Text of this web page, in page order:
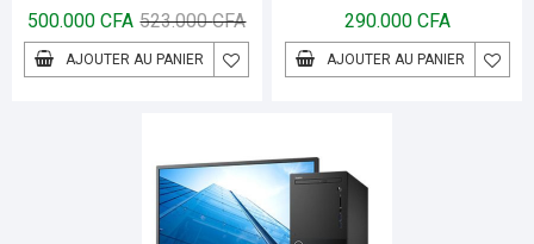
523.000CFA
500.000CFA
AJOUTER AU PANIER
290.000 CFA
AJOUTER AU PANIER